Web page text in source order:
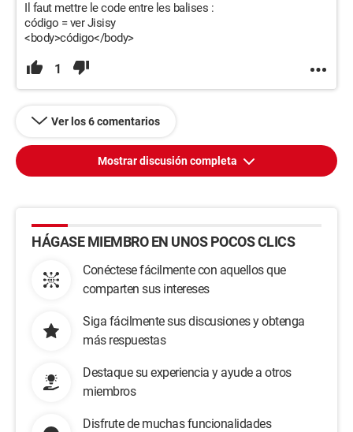
Il faut mettre le code entre les balises :
código = ver Jisisy
<body>código</body>
1
Ver los 6 comentarios
Mostrar discusión completa
HÁGASE MIEMBRO EN UNOS POCOS CLICS
Conéctese fácilmente con aquellos que
comparten sus intereses
Siga fácilmente sus discusiones y obtenga
más respuestas
Destaque su experiencia y ayude a otros
miembros
Disfrute de muchas funcionalidades